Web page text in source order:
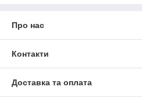
Про нас
Контакти
Доставка та оплата